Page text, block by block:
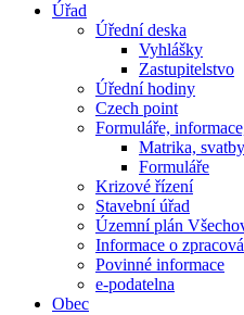
Úřad
Úřední deska
Vyhlášky
Zastupitelstvo
Úřední hodiny
Czech point
Formuláře,
Matrika, svatby
Formuláře
Krizové řízení
Stavební úřad
Územní plán
Informace o
Povinné informace
e-podatelna
Obec